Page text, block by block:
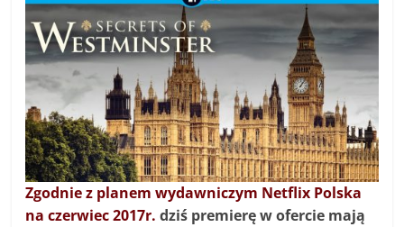
Zgodnie z planem wydawniczym Netflix Polska
na czerwiec 2017r. dziś premierę w ofercie mają